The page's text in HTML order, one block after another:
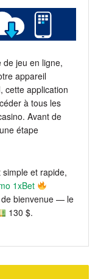
jeu en ligne,
appareil
cette application
à tous les
Avant de
étape
simple et rapide,
1xBet
bienvenue — le
130 $.